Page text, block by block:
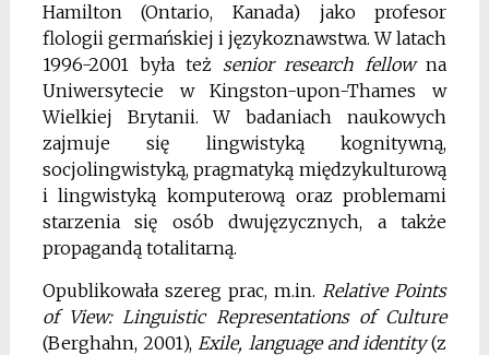
Hamilton(Ontario, Kanada) jako profesor
flologii germańskiej i językoznawstwa. W latach
1996-2001 była też senior research fellowna
Uniwersytecie w Kingston-upon-Thames w
Wielkiej Brytanii. W badaniachnaukowych
zajmuje się lingwistyką kognitywną,
socjolingwistyką, pragmatyką międzykulturową
i lingwistyką komputerową oraz problemami
starzenia się osób dwujęzycznych, a także
propagandą totalitarną.
Opublikowała szereg prac, m.in. Relative Points
of View: Linguistic Representations of Culture
(Berghahn,2001), Exile, language and identity(z